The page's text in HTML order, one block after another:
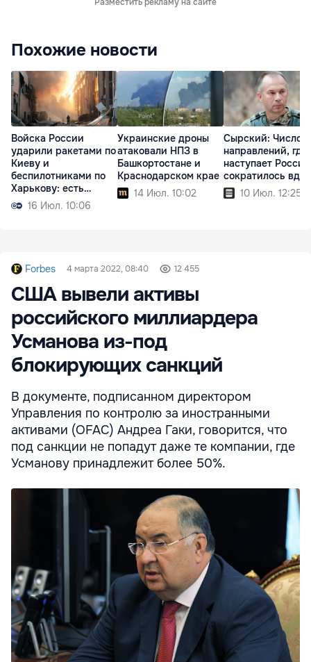
Разместить рекламу на сайте
Похожие новости
Войска России
ударили ракетами по
Киеву и
беспилотниками по
Харькову: есть
жертвы16 Июл. 10:06
Украинские дроны
атаковали НПЗ в
Башкортостане и
Краснодарском крае
14 Июл. 10:02
Сырский: Число
направлений, где
наступает
сократилось
10 Июл. 12:25
Forbes 4 марта 2022, 08:40 12 455
США вывели активы
российского миллиардера
Усманова из-под
блокирующих санкций
В документе, подписанном директором
Управления по контролю за иностранными
активами (OFAC) Андреа Гаки, говорится, что
под санкции не попадут даже те компании, где
Усманову принадлежит более 50%.